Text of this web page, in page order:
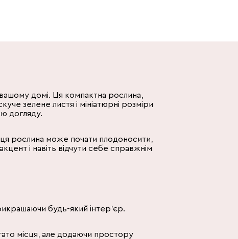
домі. Ця компактна рослина,
зелене листя і мініатюрні розміри
догляду.
рослина може почати плодоносити,
і навіть відчути себе справжнім
будь-який інтер'єр.
місця, але додаючи простору